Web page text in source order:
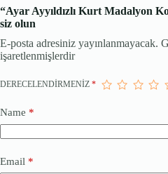
“Ayar Ayyıldızlı Kurt Madalyon
siz olun
E-posta adresiniz yayınlanmayacak.
işaretlenmişlerdir
DERECELENDIRMENIZ *
Name *
Email *